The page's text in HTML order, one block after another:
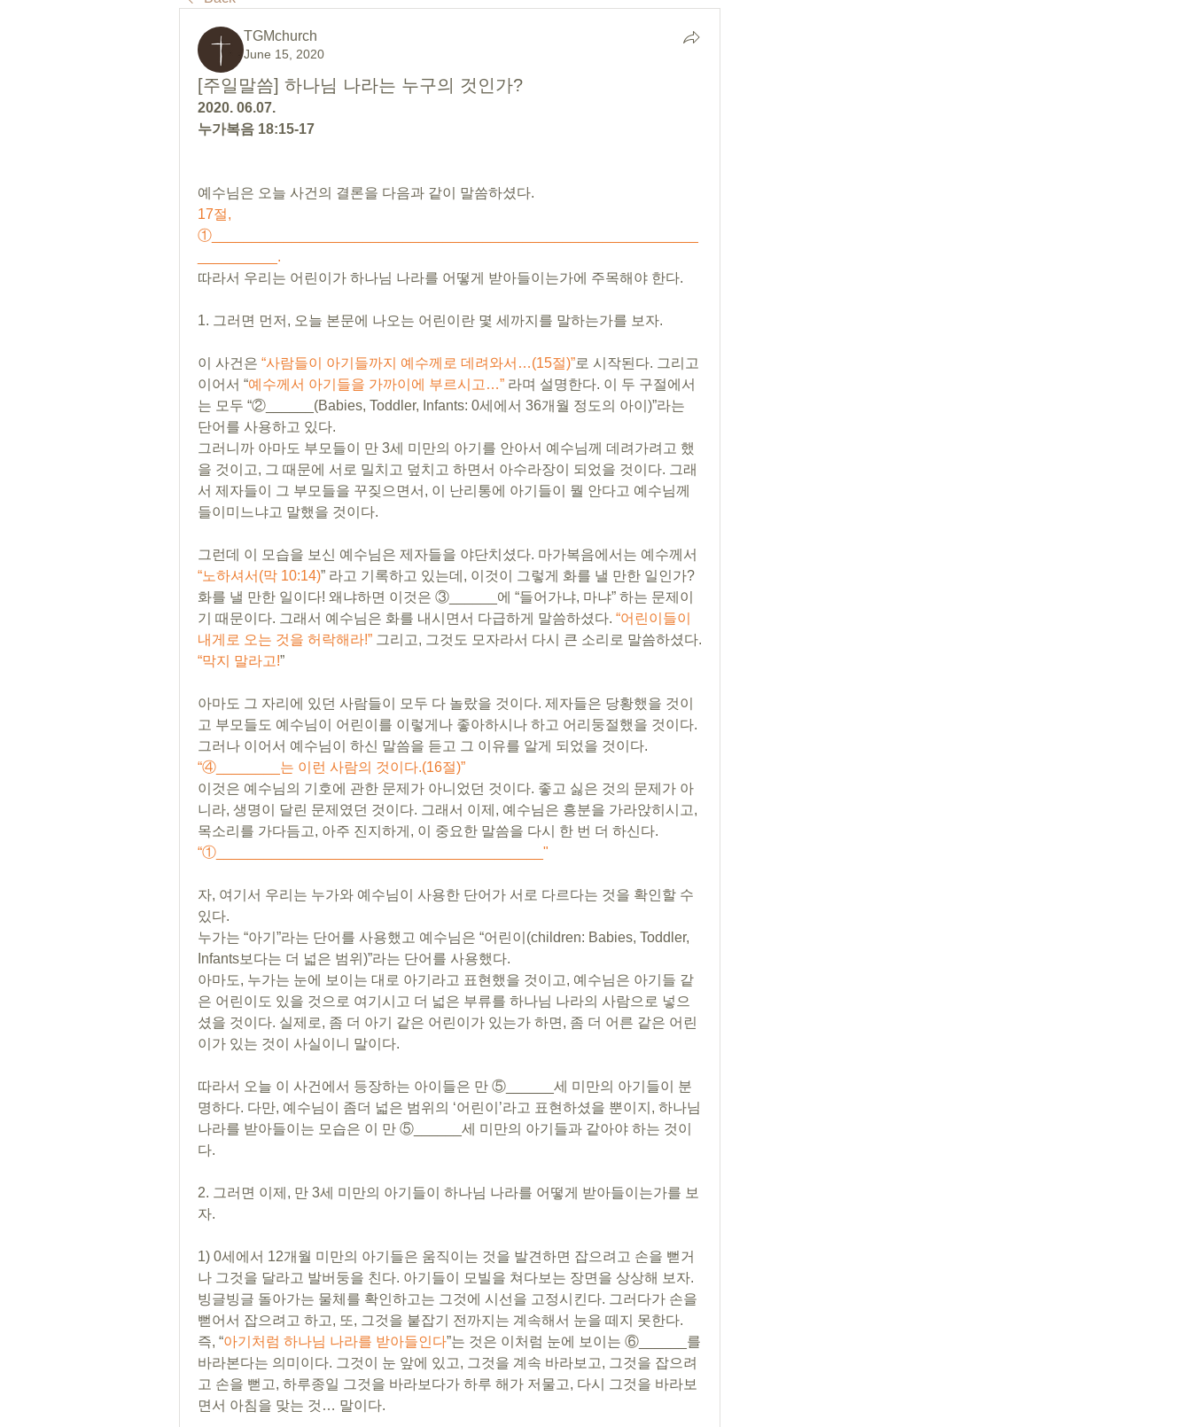
TGMchurch
June 15, 2020
[주일말씀] 하나님 나라는 누구의 것인가?
2020. 06.07.
누가복음 18:15-17
예수님은 오늘 사건의 결론을 다음과 같이 말씀하셨다.
17절,
①_____________________________________________________________
__________.
따라서 우리는 어린이가 하나님 나라를 어떻게 받아들이는가에 주목해야 한다.
1. 그러면 먼저, 오늘 본문에 나오는 어린이란 몇 세까지를 말하는가를 보자.
이 사건은 “사람들이 아기들까지 예수께로 데려와서…(15절)”로 시작된다. 그리고
이어서 “예수께서 아기들을 가까이에 부르시고…” 라며 설명한다. 이 두 구절에서
는 모두 “②______(Babies, Toddler, Infants: 0세에서 36개월 정도의 아이)”라는
단어를 사용하고 있다.
그러니까 아마도 부모들이 만 3세 미만의 아기를 안아서 예수님께 데려가려고 했
을 것이고, 그 때문에 서로 밀치고 덮치고 하면서 아수라장이 되었을 것이다. 그래
서 제자들이 그 부모들을 꾸짖으면서, 이 난리통에 아기들이 뭘 안다고 예수님께
들이미느냐고 말했을 것이다.
“노하셔서(막 10:14)” 라고 기록하고 있는데, 이것이 그렇게 화를 낼 만한 일인가?
화를 낼 만한 일이다! 왜냐하면 이것은 ③______에 “들어가냐, 마냐” 하는 문제이
기 때문이다. 그래서 예수님은 화를 내시면서 다급하게 말씀하셨다. “어린이들이
내게로 오는 것을 허락해라!”
“막지 말라고!”
아마도 그 자리에 있던 사람들이 모두 다 놀랐을 것이다. 제자들은 당황했을 것이
고 부모들도 예수님이 어린이를 이렇게나 좋아하시나 하고 어리둥절했을 것이다.
“④________는 이런 사람의 것이다.(16절)”
이것은 예수님의 기호에 관한 문제가 아니었던 것이다. 좋고 싫은 것의 문제가 아
니라, 생명이 달린 문제였던 것이다. 그래서 이제, 예수님은 흥분을 가라앉히시고,
“①_________________________________________"
자, 여기서 우리는 누가와 예수님이 사용한 단어가 서로 다르다는 것을 확인할 수
있다.
누가는 “아기”라는 단어를 사용했고 예수님은 “어린이(children: Babies, Toddler,
Infants보다는 더 넓은 범위)”라는 단어를 사용했다.
아마도, 누가는 눈에 보이는 대로 아기라고 표현했을 것이고, 예수님은 아기들 같
은 어린이도 있을 것으로 여기시고 더 넓은 부류를 하나님 나라의 사람으로 넣으
셨을 것이다. 실제로, 좀 더 아기 같은 어린이가 있는가 하면, 좀 더 어른 같은 어린
이가 있는 것이 사실이니 말이다.
따라서 오늘 이 사건에서 등장하는 아이들은 만 ⑤______세 미만의 아기들이 분
명하다. 다만, 예수님이 좀더 넓은 범위의 ‘어린이’라고 표현하셨을 뿐이지, 하나님
나라를 받아들이는 모습은 이 만 ⑤______세 미만의 아기들과 같아야 하는 것이
다.
2. 그러면 이제, 만 3세 미만의 아기들이 하나님 나라를 어떻게 받아들이는가를 보
자.
1) 0세에서 12개월 미만의 아기들은 움직이는 것을 발견하면 잡으려고 손을 뻗거
나 그것을 달라고 발버둥을 친다. 아기들이 모빌을 쳐다보는 장면을 상상해 보자.
빙글빙글 돌아가는 물체를 확인하고는 그것에 시선을 고정시킨다. 그러다가 손을
뻗어서 잡으려고 하고, 또, 그것을 붙잡기 전까지는 계속해서 눈을 떼지 못한다.
즉, “아기처럼 하나님 나라를 받아들인다”는 것은 이처럼 눈에 보이는 ⑥______를
바라본다는 의미이다. 그것이 눈 앞에 있고, 그것을 계속 바라보고, 그것을 잡으려
고 손을 뻗고, 하루종일 그것을 바라보다가 하루 해가 저물고, 다시 그것을 바라보
면서 아침을 맞는 것… 말이다.